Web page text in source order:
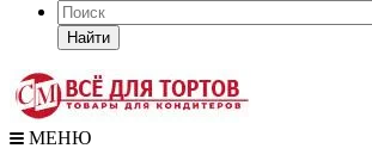
Найти
МЕНЮ